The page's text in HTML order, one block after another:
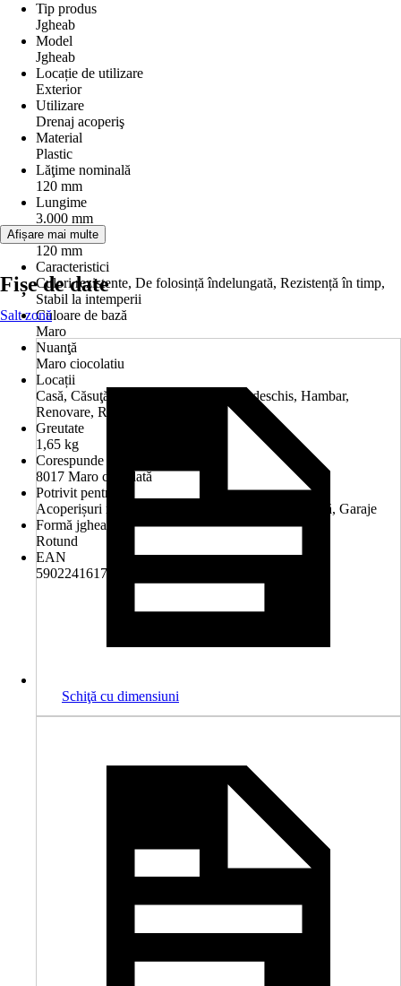
Tip produs
Jgheab
Model
Jgheab
Locație de utilizare
Exterior
Utilizare
Drenaj acoperiş
Material
Plastic
Lăţime nominală
120 mm
Lungime
3.000 mm
Diametru
120 mm
Caracteristici
Culori rezistente, De folosință îndelungată, Rezistență în timp,
Stabil la intemperii
Culoare de bază
Maro
Nuanţă
Maro ciocolatiu
Locații
Casă, Căsuţă de grădină, Garaj, Garaj deschis, Hambar,
Renovare, Renovare, Terasă
Greutate
1,65 kg
Corespunde nuanţei RAL
8017 Maro ciocolată
Potrivit pentru
Acoperișuri mici, Anexe, Balcoane, Case de vacanţă, Garaje
Formă jgheab
Rotund
EAN
5902241617014
Afișare mai multe
Fișe de date
Salt zonă
Schiţă cu dimensiuni